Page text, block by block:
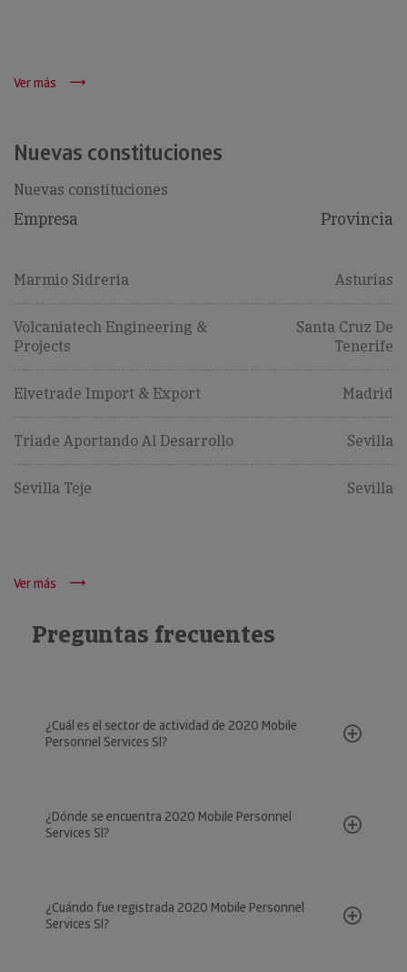
Ver más
Nuevas constituciones
Nuevas constituciones
Empresa Provincia
Marmio Sidreria Asturias
Volcaniatech Engineering &
Projects
Santa Cruz De
Tenerife
Elvetrade Import & Export Madrid
Triade Aportando Al Desarrollo Sevilla
Sevilla Teje Sevilla
Ver más
Preguntas frecuentes
¿Cuál es el sector de actividad de 2020 Mobile
Personnel Services Sl?
¿Dónde se encuentra 2020 Mobile Personnel
Services Sl?
¿Cuándo fue registrada 2020 Mobile Personnel
Services Sl?